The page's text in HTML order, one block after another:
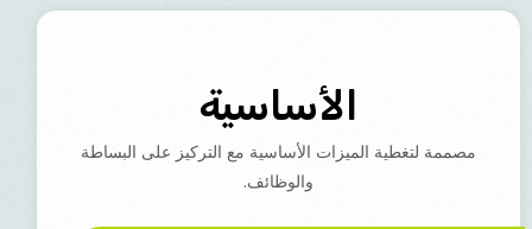
الأساسية
مصممة لتغطية الميزات الأساسية مع التركيز على البساطة
والوظائف.